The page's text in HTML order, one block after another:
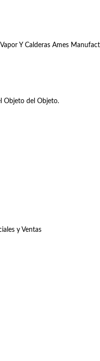
Y Calderas Ames
Objeto del Objeto.
y Ventas